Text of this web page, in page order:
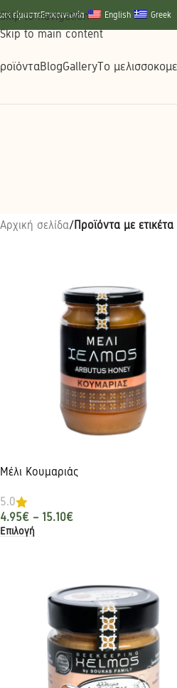
Skip to navigation
Skip to main content
είμαστεΕπικοινωνία English Greek
BlogGalleryΤο
Αρχική σελίδα/Προϊόντα με
Μέλι Κουμαριάς
5.0
4.95€ – 15.10€
Επιλογή